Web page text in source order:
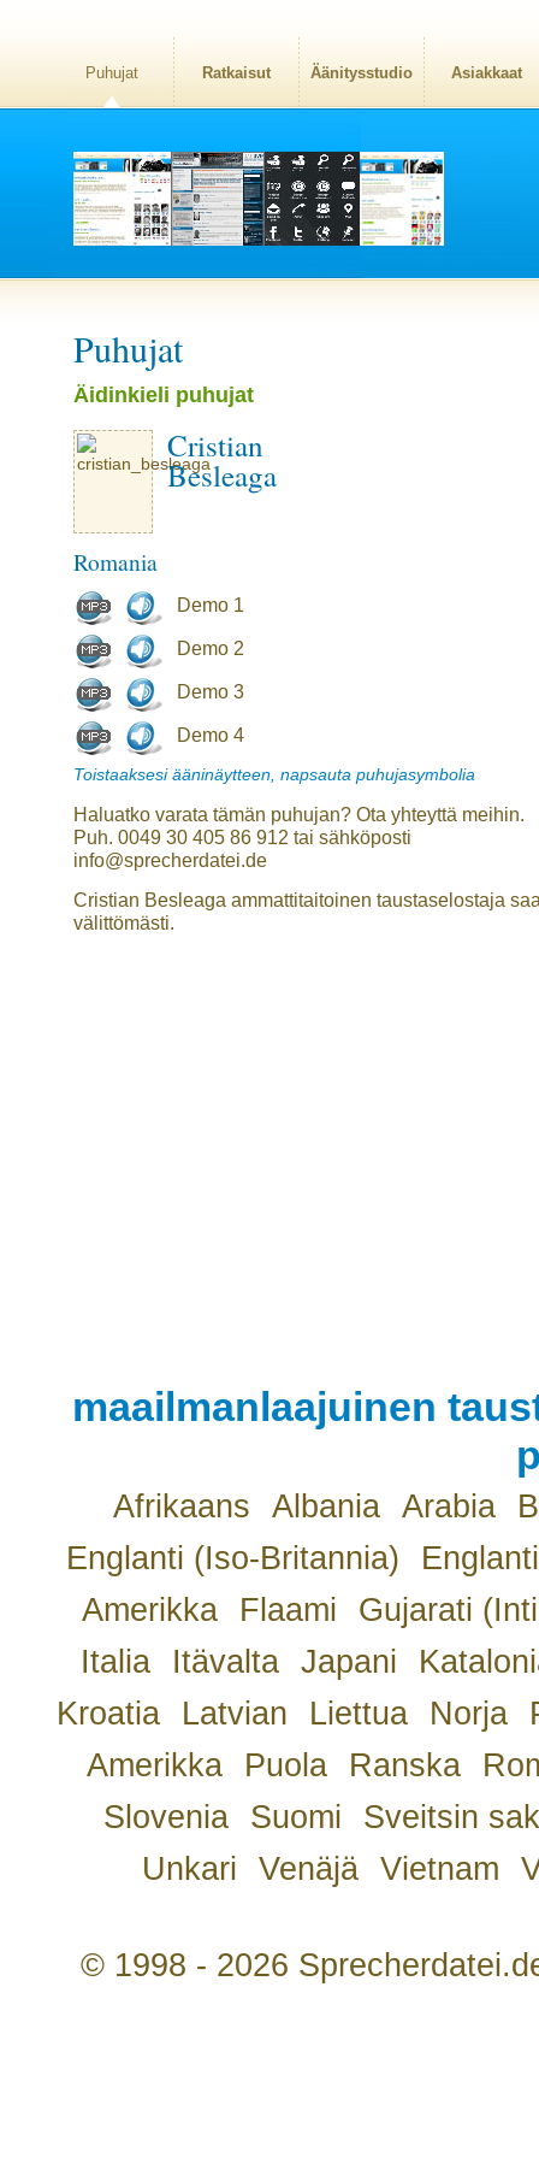
Puhujat Ratkaisut Äänitysstudio Asiakkaat
Puhujat
Äidinkieli puhujat
Cristian
Besleaga
Romania
Demo 1
Demo 2
Demo 3
Demo 4
Toistaaksesi ääninäytteen, napsauta puhujasymbolia
Haluatko varata tämän puhujan? Ota yhteyttä meihin.
Puh. 0049 30 405 86 912 tai sähköposti
info@sprecherdatei.de
Cristian Besleaga ammattitaitoinen taustaselostaja
välittömästi.
maailmanlaajuinen
Afrikaans Albania Arabia
Englanti (Iso-Britannia)
Amerikka
Flaami
Gujarati
Italia
Itävalta Japani
Kroatia
Latvian Liettua Norja
Amerikka
Puola Ranska
Slovenia
Suomi
Sveitsin
Unkari
Venäjä Vietnam
© 1998 - 2026